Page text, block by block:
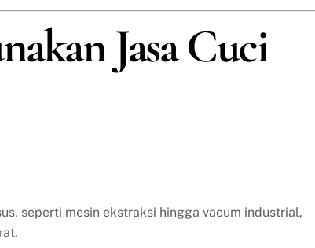
Jasa Cuci
seperti mesin ekstraksi hingga vacum industrial,